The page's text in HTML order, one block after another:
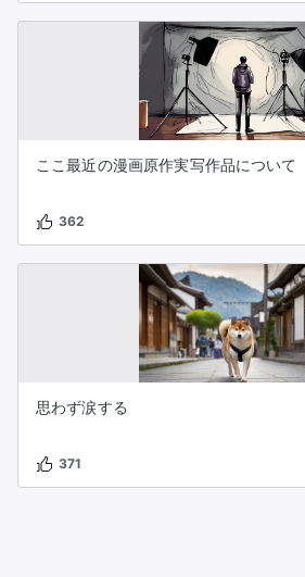
ここ最近の漫画原作実写作品について
362
思わず涙する
371